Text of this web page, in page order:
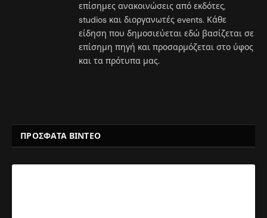
επίσημες ανακοινώσεις από εκδότες,
studios και διοργανωτές events. Κάθε
είδηση που δημοσιεύεται εδώ βασίζεται σε
επίσημη πηγή και προσαρμόζεται στο ύφος
και τα πρότυπα μας.
ΠΡΟΣΦΑΤΑ ΒΙΝΤΕΟ